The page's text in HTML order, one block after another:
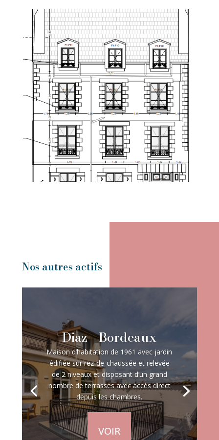
Nos autres actifs
Diaz - Bordeaux
Maison d’habitation de 1961 avec jardin
édifiée sur rez-de-chaussée et relevée
de 2 niveaux et disposant d’un grand
nombre de terrasses avec accès direct
depuis les chambres.
VOIR